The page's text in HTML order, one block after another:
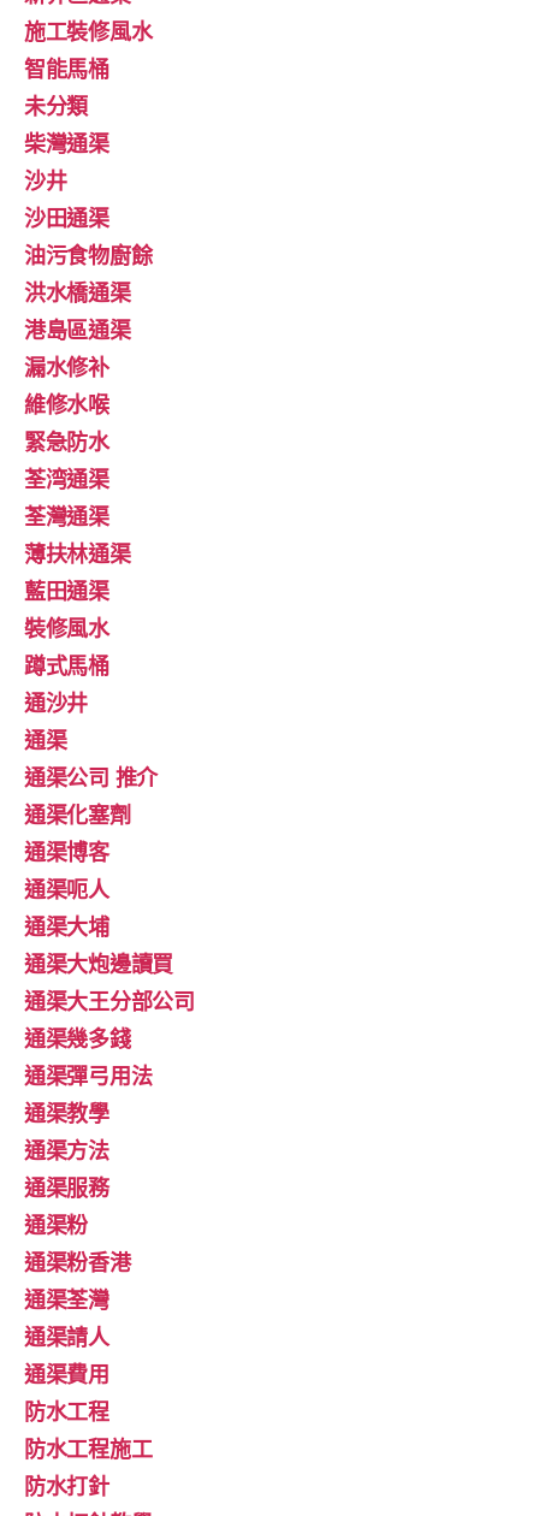
施工裝修風水
智能馬桶
未分類
柴灣通渠
沙井
沙田通渠
油污食物廚餘
洪水橋通渠
港島區通渠
漏水修补
維修水喉
緊急防水
荃湾通渠
荃灣通渠
薄扶林通渠
藍田通渠
裝修風水
蹲式馬桶
通沙井
通渠
通渠公司 推介
通渠化塞劑
通渠博客
通渠呃人
通渠大埔
通渠大炮邊讀買
通渠大王分部公司
通渠幾多錢
通渠彈弓用法
通渠教學
通渠方法
通渠服務
通渠粉
通渠粉香港
通渠荃灣
通渠請人
通渠費用
防水工程
防水工程施工
防水打針